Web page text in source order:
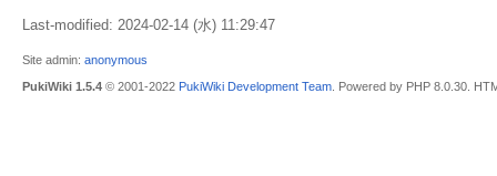
Last-modified: 2024-02-14 (水) 11:29:47
Site admin: anonymous
PukiWiki 1.5.4 © 2001-2022 PukiWiki Development Team . Powered by PHP 8.0.30.